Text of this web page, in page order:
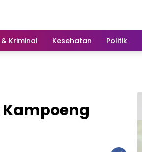
Kriminal Kesehatan Politik